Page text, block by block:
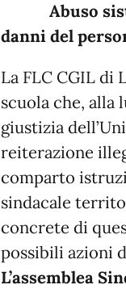
Abuso
danni del
La FLC CGIL
scuola che, alla
giustizia
reiterazione
comparto
sindacale
concrete di
possibili azioni
L’assemblea